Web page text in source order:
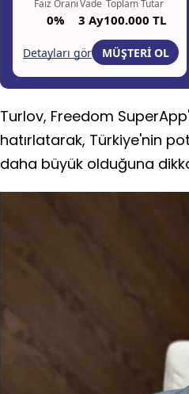
Turlov, Freedom
hatırlatarak, Türkiye'nin
daha büyük olduğuna